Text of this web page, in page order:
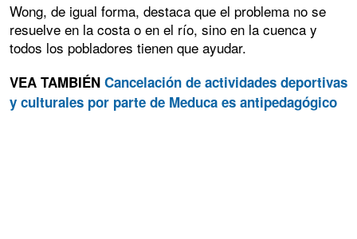
Wong, de igual forma, destaca que el problema no se
resuelve en la costa o en el río, sino en la cuenca y
todos los pobladores tienen que ayudar.
VEA TAMBIÉN Cancelación de actividades deportivas
y culturales por parte de Meduca es antipedagógico